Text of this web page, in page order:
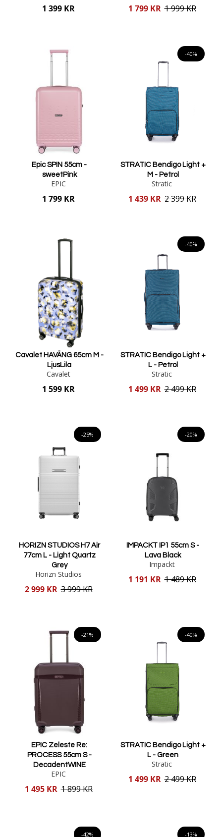
1 399 KR
Reducerat
1 799 KR 1 999 KR
Epic SPIN 55cm -
sweetPink
EPIC
1 799 KR
-40%
STRATIC Bendigo Light +
M - Petrol
Stratic
Reducerat
1 439 KR 2 399 KR
Cavalet HAVÄNG 65cm M -
LjusLila
Cavalet
1 599 KR
-40%
STRATIC Bendigo Light +
L - Petrol
Stratic
Reducerat
1 499 KR 2 499 KR
-25%
HORIZN STUDIOS H7 Air
77cm L - Light Quartz
Grey
Horizn Studios
Reducerat
2 999 KR 3 999 KR
-20%
IMPACKT IP1 55cm S -
Lava Black
Impackt
Reducerat
1 191 KR 1 489 KR
-21%
EPIC Zeleste Re:
PROCESS 55cm S -
DecadentWINE
EPIC
Reducerat
1 495 KR 1 899 KR
-40%
STRATIC Bendigo Light +
L - Green
Stratic
Reducerat
1 499 KR 2 499 KR
-42% -13%